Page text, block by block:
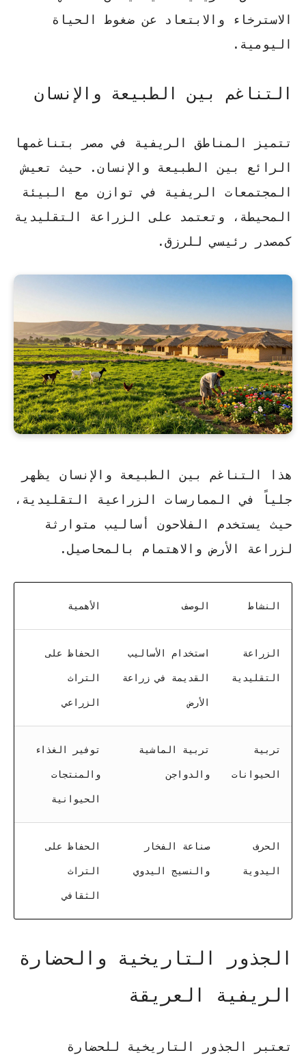
الاسترخاء والابتعاد عن ضغوط الحياة
اليومية.
التناغم بين الطبيعة والإنسان
تتميز المناطق الريفية في مصر
بتناغمها
الرائع بين الطبيعة والإنسان. حيث تعيش
المجتمعات الريفية في توازن مع البيئة
المحيطة، وتعتمد على الزراعة التقليدية
كمصدر رئيسي للرزق.
هذا التناغم بين الطبيعة والإنسان يظهر
جلياً في الممارسات الزراعية التقليدية،
حيث يستخدم الفلاحون أساليب متوارثة
لزراعة الأرض والاهتمام بالمحاصيل.
النشاط الوصف الأهمية
الزراعة
التقليدية
استخدام الأساليب
القديمة في زراعة
الأرض
الحفاظ على
التراث
الزراعي
تربية
الحيوانات
تربية الماشية
والدواجن
توفير الغذاء
والمنتجات
الحيوانية
الحرف
اليدوية
صناعة الفخار
والنسيج اليدوي
الحفاظ على
التراث
الثقافي
الجذور التاريخية والحضارة
الريفية العريقة
تعتبر الجذور التاريخية للحضارة